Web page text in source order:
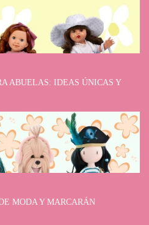
ABUELAS: IDEAS ÚNICAS Y
MODA Y MARCARÁN